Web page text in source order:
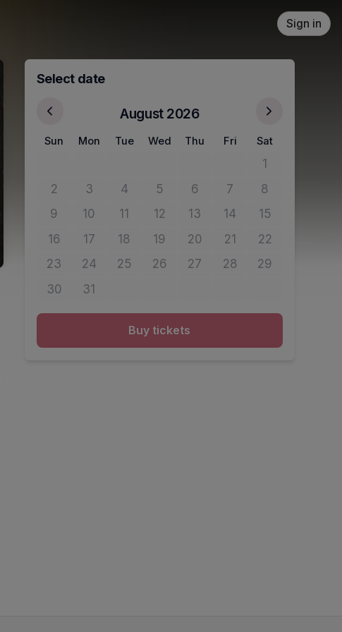
Sign in
Select date
August 2026
Sun Mon Tue Wed Thu Fri Sat
1No tickets
2No tickets available
3
No tickets available
4No tickets available
5
No tickets available
6No tickets available
7No tickets available
8No tickets
9No tickets available
10No tickets available
11No tickets available
12No tickets available
13No tickets available
14No tickets available
15No tickets
16No tickets available
17No tickets available
18No tickets available
19No tickets available
20No tickets available
21No tickets available
22No tickets
23No tickets available
24No tickets available
25No tickets available
26No tickets available
27No tickets available
28No tickets available
29No tickets
30
No tickets available
31No tickets available
Buy tickets